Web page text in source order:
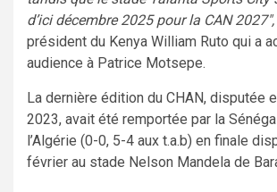
d’ici décembre 2025 pour la CAN 2027″,
président du Kenya William Ruto qui a
audience à Patrice Motsepe.
La dernière édition du CHAN, disputée
2023, avait été remportée par la
l’Algérie (0-0, 5-4 aux t.a.b) en finale
février au stade Nelson Mandela de